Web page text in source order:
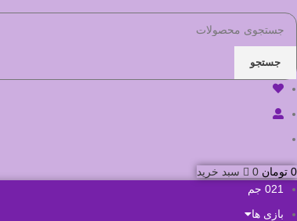
جستجو
0 تومان 0
سبد خرید
021 جم
بازی ها